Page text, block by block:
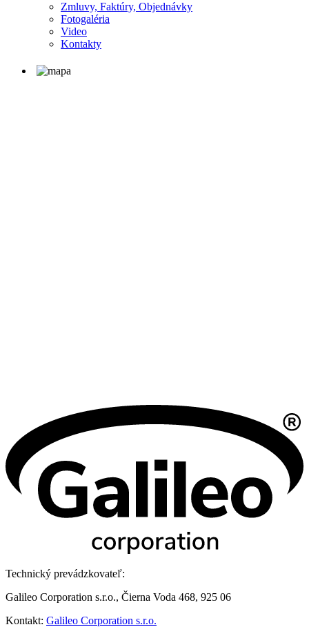
Zmluvy, Faktúry, Objednávky
Fotogaléria
Video
Kontakty
Technický prevádzkovateľ:
Galileo Corporation s.r.o., Čierna Voda 468, 925 06
Kontakt: Galileo Corporation s.r.o.